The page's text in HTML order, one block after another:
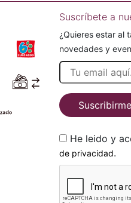
Suscríbete a
¿Quieres estar al
novedades y
Suscribirme
de privacidad.